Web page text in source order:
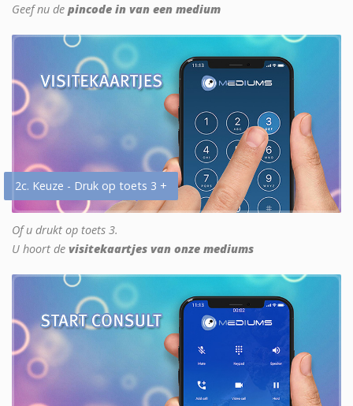
Geef nu de pincode in van een medium
2c. Keuze - Druk op toets 3 +
Of u drukt op toets 3.
U hoort de visitekaartjes van onze mediums